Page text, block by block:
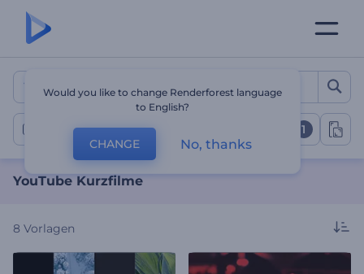
YouTube Kurzfilme
Videos im Kurzformat 1
YouTube Kurzfilme
8 Vorlagen
Would you like to change Renderforest language
to English?
CHANGE No, thanks